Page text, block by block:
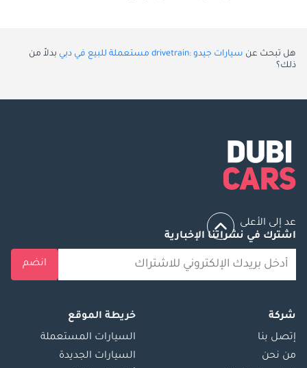
هل تبحث عن سيارات جيدو :drivetrain مستعملة للبيع في دبي
بدلاً من
ذلك؟
عد إلى الأعلى
اشترك في نشراتنا الإخبارية
انضم
شركة
إتصل بنا
من نحن
خريطة الموقع
السيارات المستعملة
السيارات الجديدة